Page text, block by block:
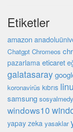
Etiketler
amazon
Chatgpt Chromeos
pazarlama eticaret
galatasaray
koronavirüs kıbrıs
samsung
windows10
yapay zeka yasaklar